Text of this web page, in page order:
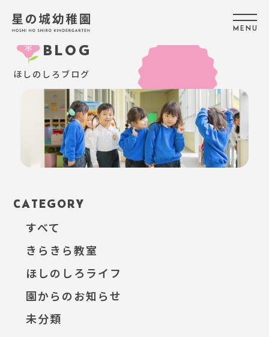
M E N U
BLOG
ほしのしろブログ
CATEGORY
すべて
きらきら教室
ほしのしろライフ
園からのお知らせ
未分類